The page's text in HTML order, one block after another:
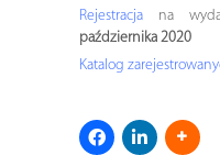
Rejestracjana
października 2020
Katalog